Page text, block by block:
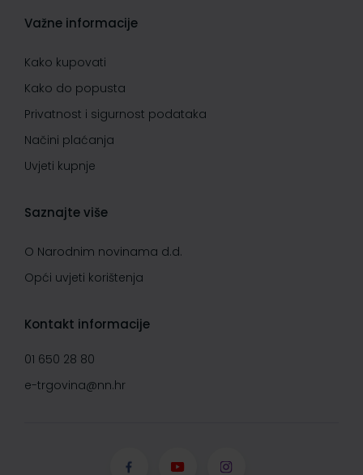
Važne informacije
Kako kupovati
Kako do popusta
Privatnost i sigurnost podataka
Načini plaćanja
Uvjeti kupnje
Saznajte više
O Narodnim novinama d.d.
Opći uvjeti korištenja
Kontakt informacije
01 650 28 80
e-trgovina@nn.hr